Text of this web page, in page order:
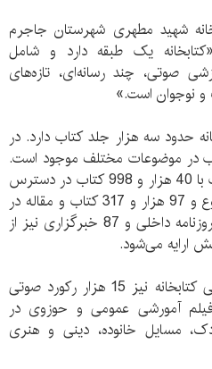
شهید مطهری شهرستان جاجرم
«کتابخانه یک طبقه دارد و شامل
صوتی، چند رسانه‌ای، تازه‌های
و نوجوان است.»
حدود سه هزار جلد کتاب دارد. در
در موضوعات مختلف موجود است.
در بخش دیجیتال نیز بانک کتاب با 40 هزار و 998 کتاب در دسترس
علاقه‌مندان قرار دارد. 330 موضوع و 97 هزار و 317 کتاب و مقاله در
این بانک وجود دارند. آرشیو 12 روزنامه داخلی و 87 خبرگزاری نیز از
ارایه می‌شود.
در بخش مجموعه آموزشی صوتی کتابخانه نیز 15 هزار رکورد صوتی
آمورشی عمومی و حوزوی در
مسایل خانوده، دینی و هنری